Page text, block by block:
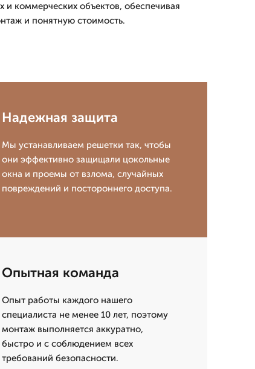
и коммерческих объектов, обеспечивая
и понятную стоимость.
Надежная защита
Мы устанавливаем решетки так, чтобы
они эффективно защищали цокольные
окна и проемы от взлома, случайных
повреждений и постороннего доступа.
Опытная команда
Опыт работы каждого нашего
специалиста не менее 10 лет, поэтому
монтаж выполняется аккуратно,
быстро и с соблюдением всех
требований безопасности.